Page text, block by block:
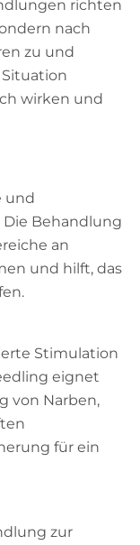
richten
nach
zu und
wirken und
und
Behandlung
an
und hilft, das
Stimulation
eignet
von Narben,
für ein
zur